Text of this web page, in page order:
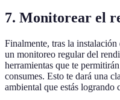
7. Monitorear el
Finalmente, tras la
un monitoreo regular del
herramientas que te
consumes. Esto te dará una
ambiental que estás logrando